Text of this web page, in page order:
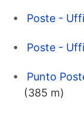
Poste -
Poste -
Punto
(385 m)